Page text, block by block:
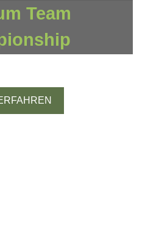
Team